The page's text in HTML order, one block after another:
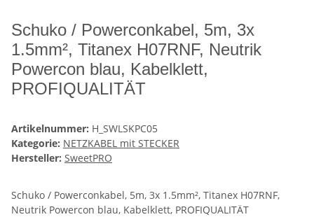
Schuko / Powerconkabel, 5m, 3x
1.5mm², Titanex H07RNF, Neutrik
Powercon blau, Kabelklett,
PROFIQUALITÄT
Artikelnummer: H_SWLSKPC05
Kategorie: NETZKABEL mit STECKER
Hersteller: SweetPRO
Schuko / Powerconkabel, 5m, 3x 1.5mm², Titanex H07RNF,
Neutrik Powercon blau, Kabelklett, PROFIQUALITÄT